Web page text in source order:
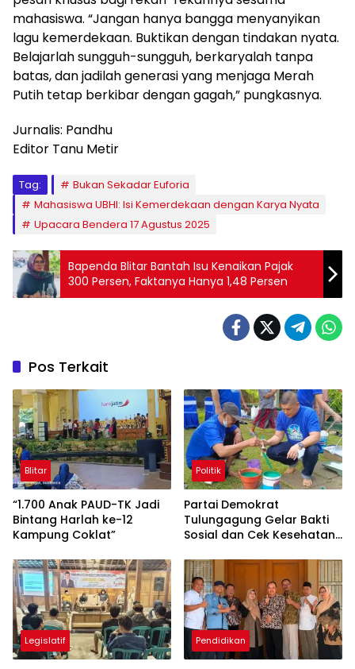
mahasiswa. “Jangan hanya bangga menyanyikan
lagu kemerdekaan. Buktikan dengan tindakan nyata.
Belajarlah sungguh-sungguh, berkaryalah tanpa
batas, dan jadilah generasi yang menjaga Merah
Putih tetap berkibar dengan gagah,” pungkasnya.
Jurnalis: Pandhu
Editor Tanu Metir
Tag:
Bukan Sekadar Euforia
Mahasiswa UBHI: Isi Kemerdekaan dengan Karya Nyata
Upacara Bendera 17 Agustus 2025
Bapenda Blitar Bantah Isu Kenaikan Pajak
300 Persen, Faktanya Hanya 1,48 Persen
Pos Terkait
Blitar
“1.700 Anak PAUD-TK Jadi
Bintang Harlah ke-12
Kampung Coklat”
Politik
Partai Demokrat
Tulungagung Gelar Bakti
Sosial dan Cek Kesehatan
Legislatif Pendidikan